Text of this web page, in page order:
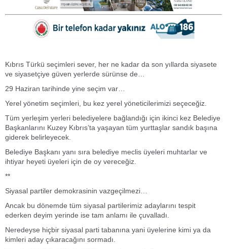
Kıbrıs Türkü seçimleri sever, her ne kadar da son yıllarda siyasete
ve siyasetçiye güven yerlerde sürünse de…
29 Haziran tarihinde yine seçim var…
Yerel yönetim seçimleri, bu kez yerel yöneticilerimizi seçeceğiz.
Tüm yerleşim yerleri belediyelere bağlandığı için ikinci kez Belediye
Başkanlarını Kuzey Kıbrıs’ta yaşayan tüm yurttaşlar sandık başına
giderek belirleyecek.
Belediye Başkanı yanı sıra belediye meclis üyeleri muhtarlar ve
ihtiyar heyeti üyeleri için de oy vereceğiz.
**
Siyasal partiler demokrasinin vazgeçilmezi…
Ancak bu dönemde tüm siyasal partilerimiz adaylarını tespit
ederken deyim yerinde ise tam anlamı ile çuvalladı.
Neredeyse hiçbir siyasal parti tabanına yani üyelerine kimi ya da
kimleri aday çıkaracağını sormadı.